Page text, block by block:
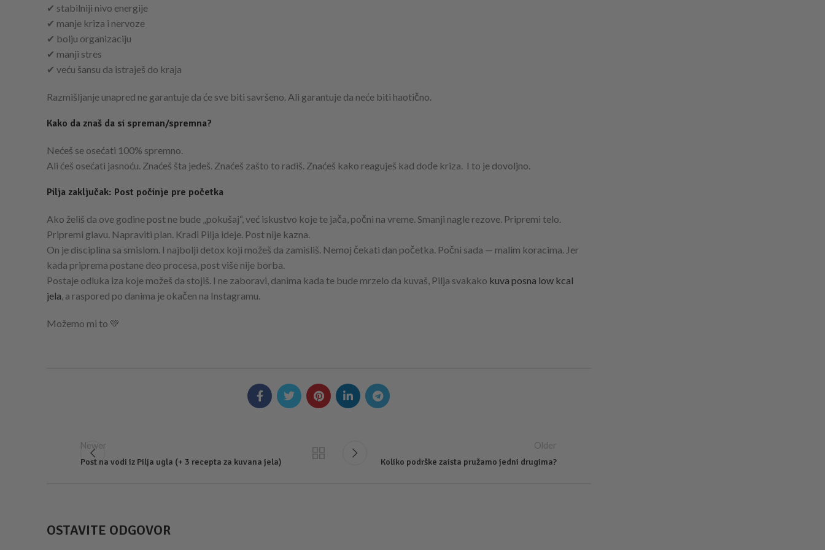
✔ stabilniji nivo energije
✔ manje kriza i nervoze
✔ bolju organizaciju
✔ manji stres
✔ veću šansu da istraješ do kraja
Razmišljanje unapred ne garantuje da će sve biti savršeno. Ali garantuje da neće biti haotično.
Kako da znaš da si spreman/spremna?
Nećeš se osećati 100% spremno.
Ali ćeš osećati jasnoću. Znaćeš šta jedeš. Znaćeš zašto to radiš. Znaćeš kako reaguješ kad dođe kriza. I to je dovoljno.
Pilja zaključak: Post počinje pre početka
Ako želiš da ove godine post ne bude „pokušaj“, već iskustvo koje te jača, počni na vreme. Smanji nagle rezove. Pripremi telo.
Pripremi glavu. Napraviti plan. Kradi Pilja ideje. Post nije kazna.
On je disciplina sa smislom. I najbolji detox koji možeš da zamisliš. Nemoj čekati dan početka. Počni sada — malim koracima. Jer
kada priprema postane deo procesa, post više nije borba.
Postaje odluka iza koje možeš da stojiš. I ne zaboravi, danima kada te bude mrzelo da kuvaš, Pilja svakako kuva posna low kcal
jela, a raspored po danima je okačen na Instagramu.
Možemo mi to 💚
Newer
Post na vodi iz Pilja ugla (+ 3 recepta za kuvana jela)
Older
Koliko podrške zaista pružamo jedni drugima?
OSTAVITE ODGOVOR